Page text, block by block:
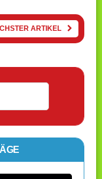
ARTIKEL